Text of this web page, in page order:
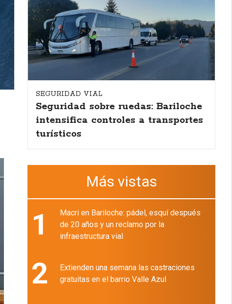
SEGURIDAD VIAL
Seguridad sobre ruedas: Bariloche
intensifica controles a transportes
turísticos
Más vistas
1
Macri en Bariloche: pádel, esquí después
de 20 años y un reclamo por la
infraestructura vial
2
Extienden una semana las castraciones
gratuitas en el barrio Valle Azul